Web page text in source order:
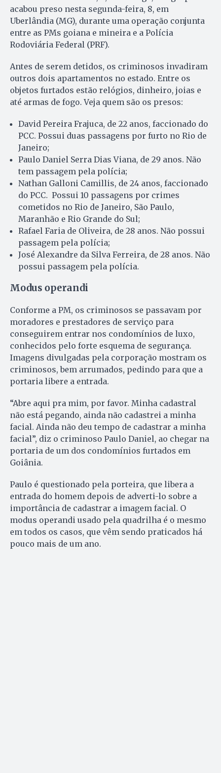
acabou preso nesta segunda-feira, 8, em
Uberlândia (MG), durante uma operação conjunta
entre as PMs goiana e mineira e a Polícia
Rodoviária Federal (PRF).
Antes de serem detidos, os criminosos invadiram
outros dois apartamentos no estado. Entre os
objetos furtados estão relógios, dinheiro, joias e
até armas de fogo. Veja quem são os presos:
David Pereira Frajuca, de 22 anos, faccionado do
PCC. Possui duas passagens por furto no Rio de
Janeiro;
Paulo Daniel Serra Dias Viana, de 29 anos. Não
tem passagem pela polícia;
Nathan Galloni Camillis, de 24 anos, faccionado
do PCC. Possui 10 passagens por crimes
cometidos no Rio de Janeiro, São Paulo,
Maranhão e Rio Grande do Sul;
Rafael Faria de Oliveira, de 28 anos. Não possui
passagem pela polícia;
José Alexandre da Silva Ferreira, de 28 anos. Não
possui passagem pela polícia.
Modus operandi
Conforme a PM, os criminosos se passavam por
moradores e prestadores de serviço para
conseguirem entrar nos condomínios de luxo,
conhecidos pelo forte esquema de segurança.
Imagens divulgadas pela corporação mostram os
criminosos, bem arrumados, pedindo para que a
portaria libere a entrada.
“Abre aqui pra mim, por favor. Minha cadastral
não está pegando, ainda não cadastrei a minha
facial. Ainda não deu tempo de cadastrar a minha
facial”, diz o criminoso Paulo Daniel, ao chegar na
portaria de um dos condomínios furtados em
Goiânia.
Paulo é questionado pela porteira, que libera a
entrada do homem depois de adverti-lo sobre a
importância de cadastrar a imagem facial. O
modus operandi usado pela quadrilha é o mesmo
em todos os casos, que vêm sendo praticados há
pouco mais de um ano.